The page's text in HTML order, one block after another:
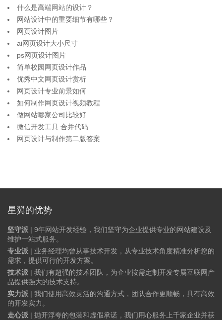
什么是高端网站的设计？
网站设计中的重要细节有哪些？
网页设计图片
ai网页设计大小尺寸
ps网页设计图片
简单校园网页设计作品
优秀中文网页设计赏析
网页设计专业前景如何
如何制作网页设计视频教程
做网站哪家公司比较好
微信开发工具 合并代码
网页设计与制作第二版答案
星翼的优势
坚守派 | 9年网站开发经验，我们坚守为企业提供专业的网站建设及
维护一站式服务。
专业派 | 业务经理均曾从事技术开发，从专业技术角度精准分析您的
需求，提供可行的开发方案。
技术派 | 我们有超强的技术团队，为企业按需定制开发专属互联网产
品提供强大的技术支持。
实力派 | 我们使用高效灵活的沟通方式，团队合作更顺畅，具有高效
的开发实力。
走心派 | 抛开浮夸的包装和虚假承诺，我们用心服务上千家企业并获